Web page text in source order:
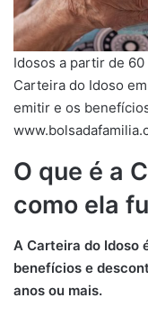
Idosos a partir de
Carteira do Idoso
emitir e os
O que é a
como ela
A Carteira do Idoso
benefícios e
anos ou mais.